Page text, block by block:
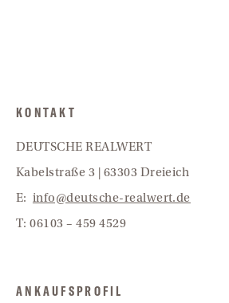
KONTAKT
DEUTSCHE REALWERT
Kabelstraße 3 | 63303 Dreieich
E: info@deutsche-realwert.de
T: 06103 – 459 4529
ANKAUFSPROFIL